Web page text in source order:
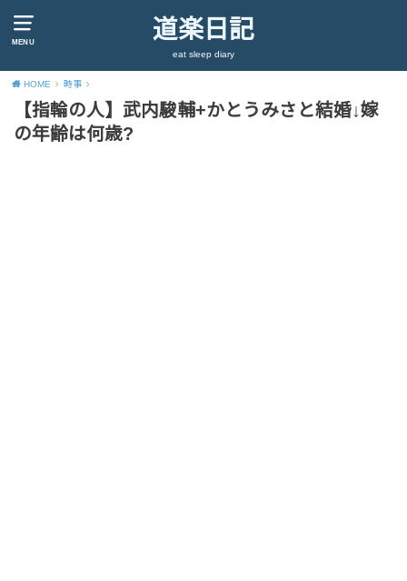
MENU 道楽日記
eat sleep diary
HOME 時事
【指輪の人】武内駿輔+かとうみさと結婚↓嫁
の年齢は何歳?